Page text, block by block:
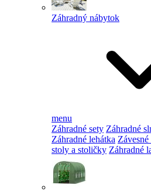
Záhradný nábytok
menu
Záhradné sety Záhradné
Záhradné lehátka
stoly a stoličky Záhradné